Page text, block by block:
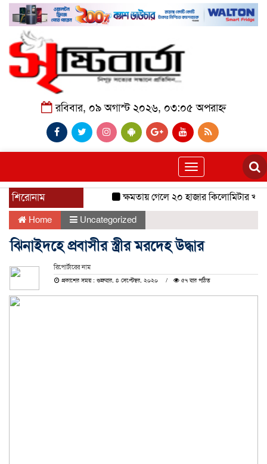
রবিবার, ০৯ অগাস্ট ২০২৬, ০৩:০৫ অপরাহ্ন
Toggle
navigation
শিরোনাম ক্ষমতায় গেলে ২০ হাজার কিলোমিটার খাল
Home Uncategorized
ঝিনাইদহে প্রবাসীর স্ত্রীর মরদেহ উদ্ধার
রিপোর্টারের নাম
প্রকাশের সময় : শুক্রবার, ৪ সেপ্টেম্বর, ২০২০
৫৭ বার পঠিত